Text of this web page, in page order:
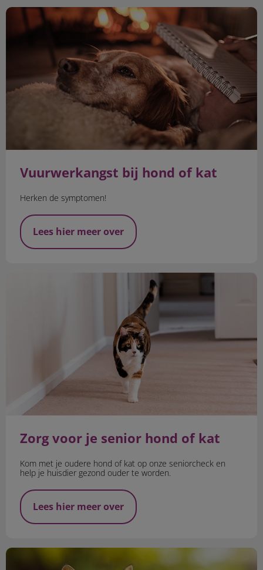
Vuurwerkangst bij hond of kat
Vuurwerkangst bij hond of kat
Herken de symptomen!
Lees hier meer over
Zorg voor je senior hond of kat
Kom met je oudere hond of kat op onze seniorcheck en
help je huisdier gezond ouder te worden.
Lees hier meer over
Najaarskriebels